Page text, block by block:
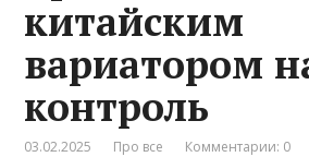
китайским
вариатором
контроль
03.02.2025 Про все Комментарии: 0